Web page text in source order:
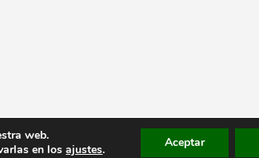
web.
en losajustes. Aceptar